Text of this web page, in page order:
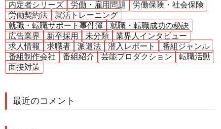
内定者シリーズ
労働・雇用問題
労働保険・社会保険
労働契約法
就活トレーニング
就職・転職サポート事件簿
就職・転職成功の秘訣
広告業界
新卒採用 未分類
業界人インタビュー
求人情報
求職者 派遣法 潜入レポート
番組ジャンル
番組制作会社
番組紹介 芸能プロダクション
転職活動
面接対策
最近のコメント